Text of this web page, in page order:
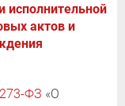
исполнительной
актов и
ФЗ «О